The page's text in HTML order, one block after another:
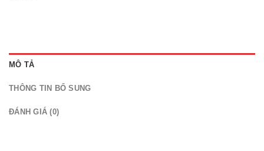
MÔ TẢ
THÔNG TIN BỔ SUNG
ĐÁNH GIÁ (0)